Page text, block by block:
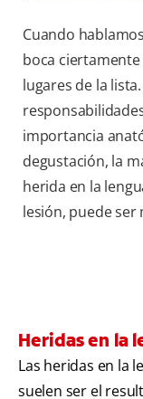
Cuando
boca
lugares de la
importancia
degustación, la
herida en la
lesión, puede
Heridas en la
Las heridas en la
suelen ser el